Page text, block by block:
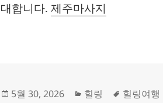
대합니다.제주마사지
작
5월 30, 2026
카
힐링
태
힐링여행